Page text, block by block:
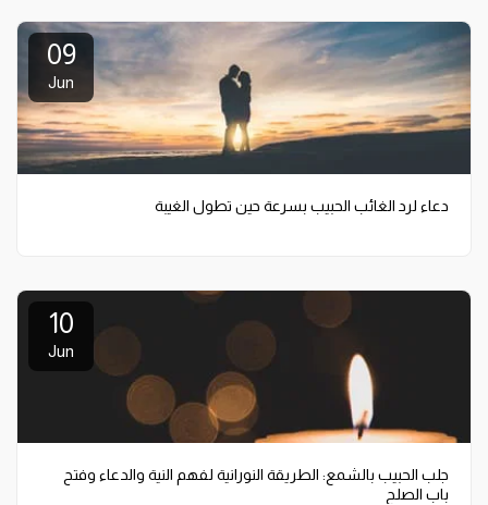
09
Jun
دعاء لرد الغائب الحبيب بسرعة حين تطول الغيبة
10
Jun
جلب الحبيب بالشمع: الطريقة النورانية لفهم النية والدعاء وفتح
باب الصلح